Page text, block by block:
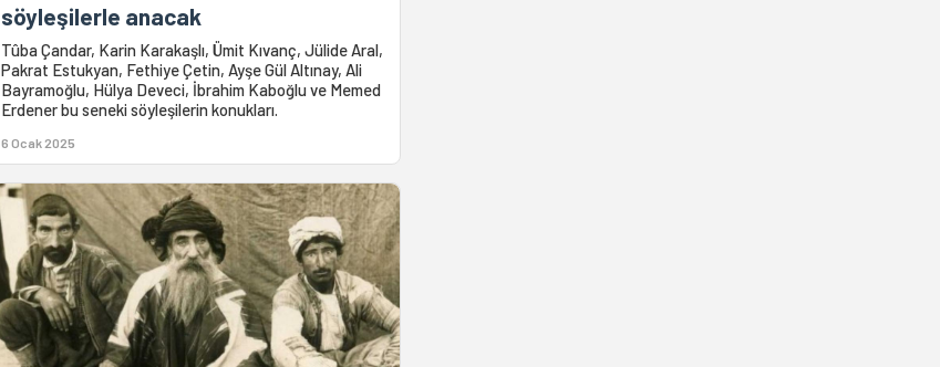
söyleşilerle anacak
Tûba Çandar, Karin Karakaşlı, Ümit Kıvanç, Jülide Aral,
Pakrat Estukyan, Fethiye Çetin, Ayşe Gül Altınay, Ali
Bayramoğlu, Hülya Deveci, İbrahim Kaboğlu ve Memed
Erdener bu seneki söyleşilerin konukları.
6 Ocak 2025